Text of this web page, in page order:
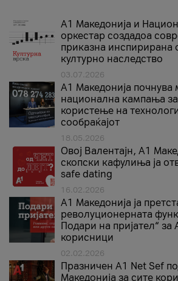
А1 Македонија и
оркестар создадоа
приказна инспирирана
културно наследство
03.07.2026
A1 Македонија почнува
национална кампања
користење на
сообраќајот
18.05.2026
Овој Валентајн, A1
скопски кафулиња ја
safe dating
16.02.2026
А1 Македонија ја
револуционерната
Подари на пријател“
корисници
02.02.2026
Празничен A1 Net Sеf
Македонија за сите